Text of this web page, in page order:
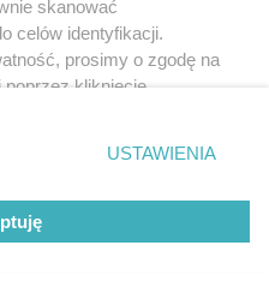
Z NAMI:
skanować
celów identyfikacji.
prosimy o zgodę na
poprzez kliknięcie
ustawień prywatności
rogu strony
nie wymagają zgody
się takiemu
miały zastosowanie tylko
USTAWIENIA